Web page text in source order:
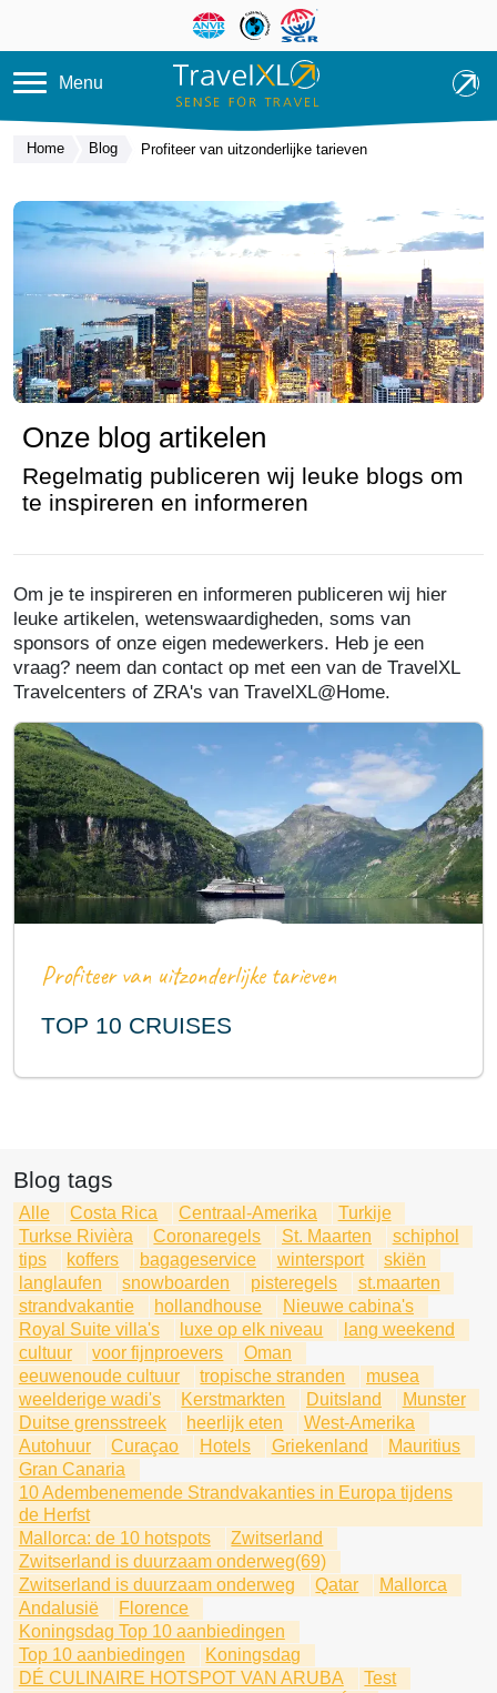
Overslaan en naar de inhoud
Menu
Home Blog Profiteer van uitzonderlijke tarieven
Onze blog artikelen
Regelmatig publiceren wij leuke blogs om
te inspireren en informeren
Om je te inspireren en informeren publiceren wij hier
leuke artikelen, wetenswaardigheden, soms van
sponsors of onze eigen medewerkers. Heb je een
vraag? neem dan contact op met een van de TravelXL
Travelcenters of ZRA's van TravelXL@Home.
Profiteer van uitzonderlijke tarieven
TOP 10 CRUISES
Blog tags
Alle Costa Rica Centraal-Amerika
Turkije
Turkse Rivièra
Coronaregels St. Maarten
schiphol
tips
koffers bagageservice wintersport
skiën
langlaufen
snowboarden pisteregels
st.maarten
strandvakantie
hollandhouse
Nieuwe cabina's
Royal Suite villa's
luxe op elk niveau
lang weekend
cultuur
voor fijnproevers
Oman
eeuwenoude cultuur
tropische stranden
musea
weelderige wadi's
Kerstmarkten Duitsland
Munster
Duitse grensstreek
heerlijk eten
West-Amerika
Autohuur
Curaçao Hotels Griekenland
Mauritius
Gran Canaria
10 Adembenemende Strandvakanties in Europa tijdens
de Herfst
Mallorca: de 10 hotspots
Zwitserland
Zwitserland is duurzaam onderweg(69)
Zwitserland is duurzaam onderweg
Qatar
Mallorca
Andalusië
Florence
Koningsdag Top 10 aanbiedingen
Top 10 aanbiedingen
Koningsdag
DÉ CULINAIRE HOTSPOT VAN ARUBA
Test